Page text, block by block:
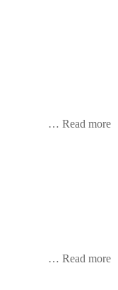
Read more …
Read more …